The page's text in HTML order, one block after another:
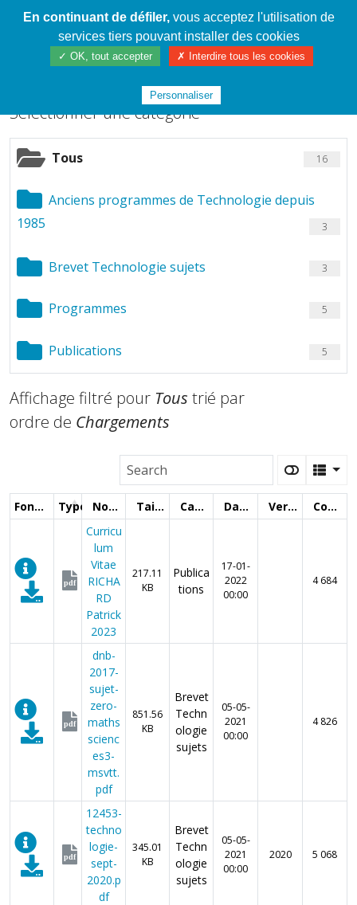
Cahier de textes patrickRICHARD
Chargement de fichiers
Sélectionner une catégorie
Tous 16
Anciens programmes de Technologie depuis
1985
3
Brevet Technologie sujets 3
Programmes 5
Publications 5
Affichage filtré pour Tous trié par
ordre de Chargements
Fonctions Type Nom Taille Catégorie Date Version Compteur
pdf
Curricu
lum
Vitae
RICHA
RD
Patrick
2023
217.11
KB
Publica
tions
17-01-
2022
00:00
4 684
pdf
dnb-
2017-
sujet-
zero-
maths
scienc
es3-
msvtt.
pdf
851.56
KB
Brevet
Techn
ologie
sujets
05-05-
2021
00:00
4 826
pdf
12453-
techno
logie-
sept-
2020.p
df
345.01
KB
Brevet
Techn
ologie
sujets
05-05-
2021
00:00
2020 5 068
En continuant de défiler,vous acceptez l'utilisation de
services tiers pouvant installer des cookies
✓ OK, tout accepter ✗ Interdire tous les cookies
Personnaliser